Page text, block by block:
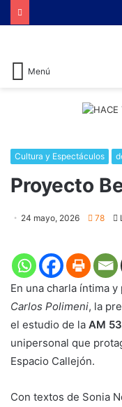
Menú
Cultura y Espectáculos
​Proyecto
24 mayo, 2026 78
En una charla íntima
Carlos Polimeni, la
el estudio de la AM
unipersonal que
Espacio Callejón.
Con textos de Sonia